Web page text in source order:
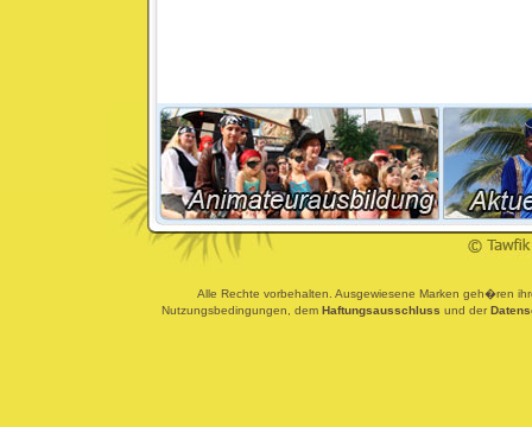
Alle Rechte vorbehalten. Ausgewiesene Marken geh�ren
Nutzungsbedingungen, dem Haftungsausschluss und der